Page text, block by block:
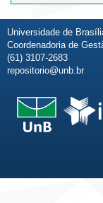
Universidade de
Coordenadoria de
(61) 3107-2683
repositorio@unb.br